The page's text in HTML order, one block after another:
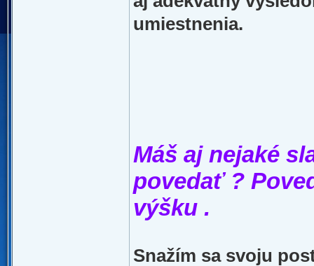
umiestnenia.
Máš aj nejaké
povedať ?
výšku .
Snažím sa svoju